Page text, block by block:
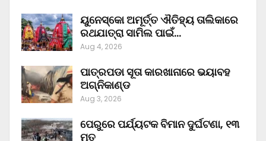
ୟୁନେସ୍କୋ ଅମୂର୍ତ୍ତ ଐତିହ୍ୟ ତାଲିକାରେ
ରଥଯାତ୍ରା ସାମିଲ ପାଇଁ…
Aug 4, 2026
ପାତ୍ରପଡା ସୂତା କାରଖାନାରେ ଭୟାବହ
ଅଗ୍ନିକାଣ୍ଡ
Aug 3, 2026
ପେରୁରେ ପର୍ଯ୍ୟଟକ ବିମାନ ଦୁର୍ଘଟଣା, ୧୩
ମୃତ